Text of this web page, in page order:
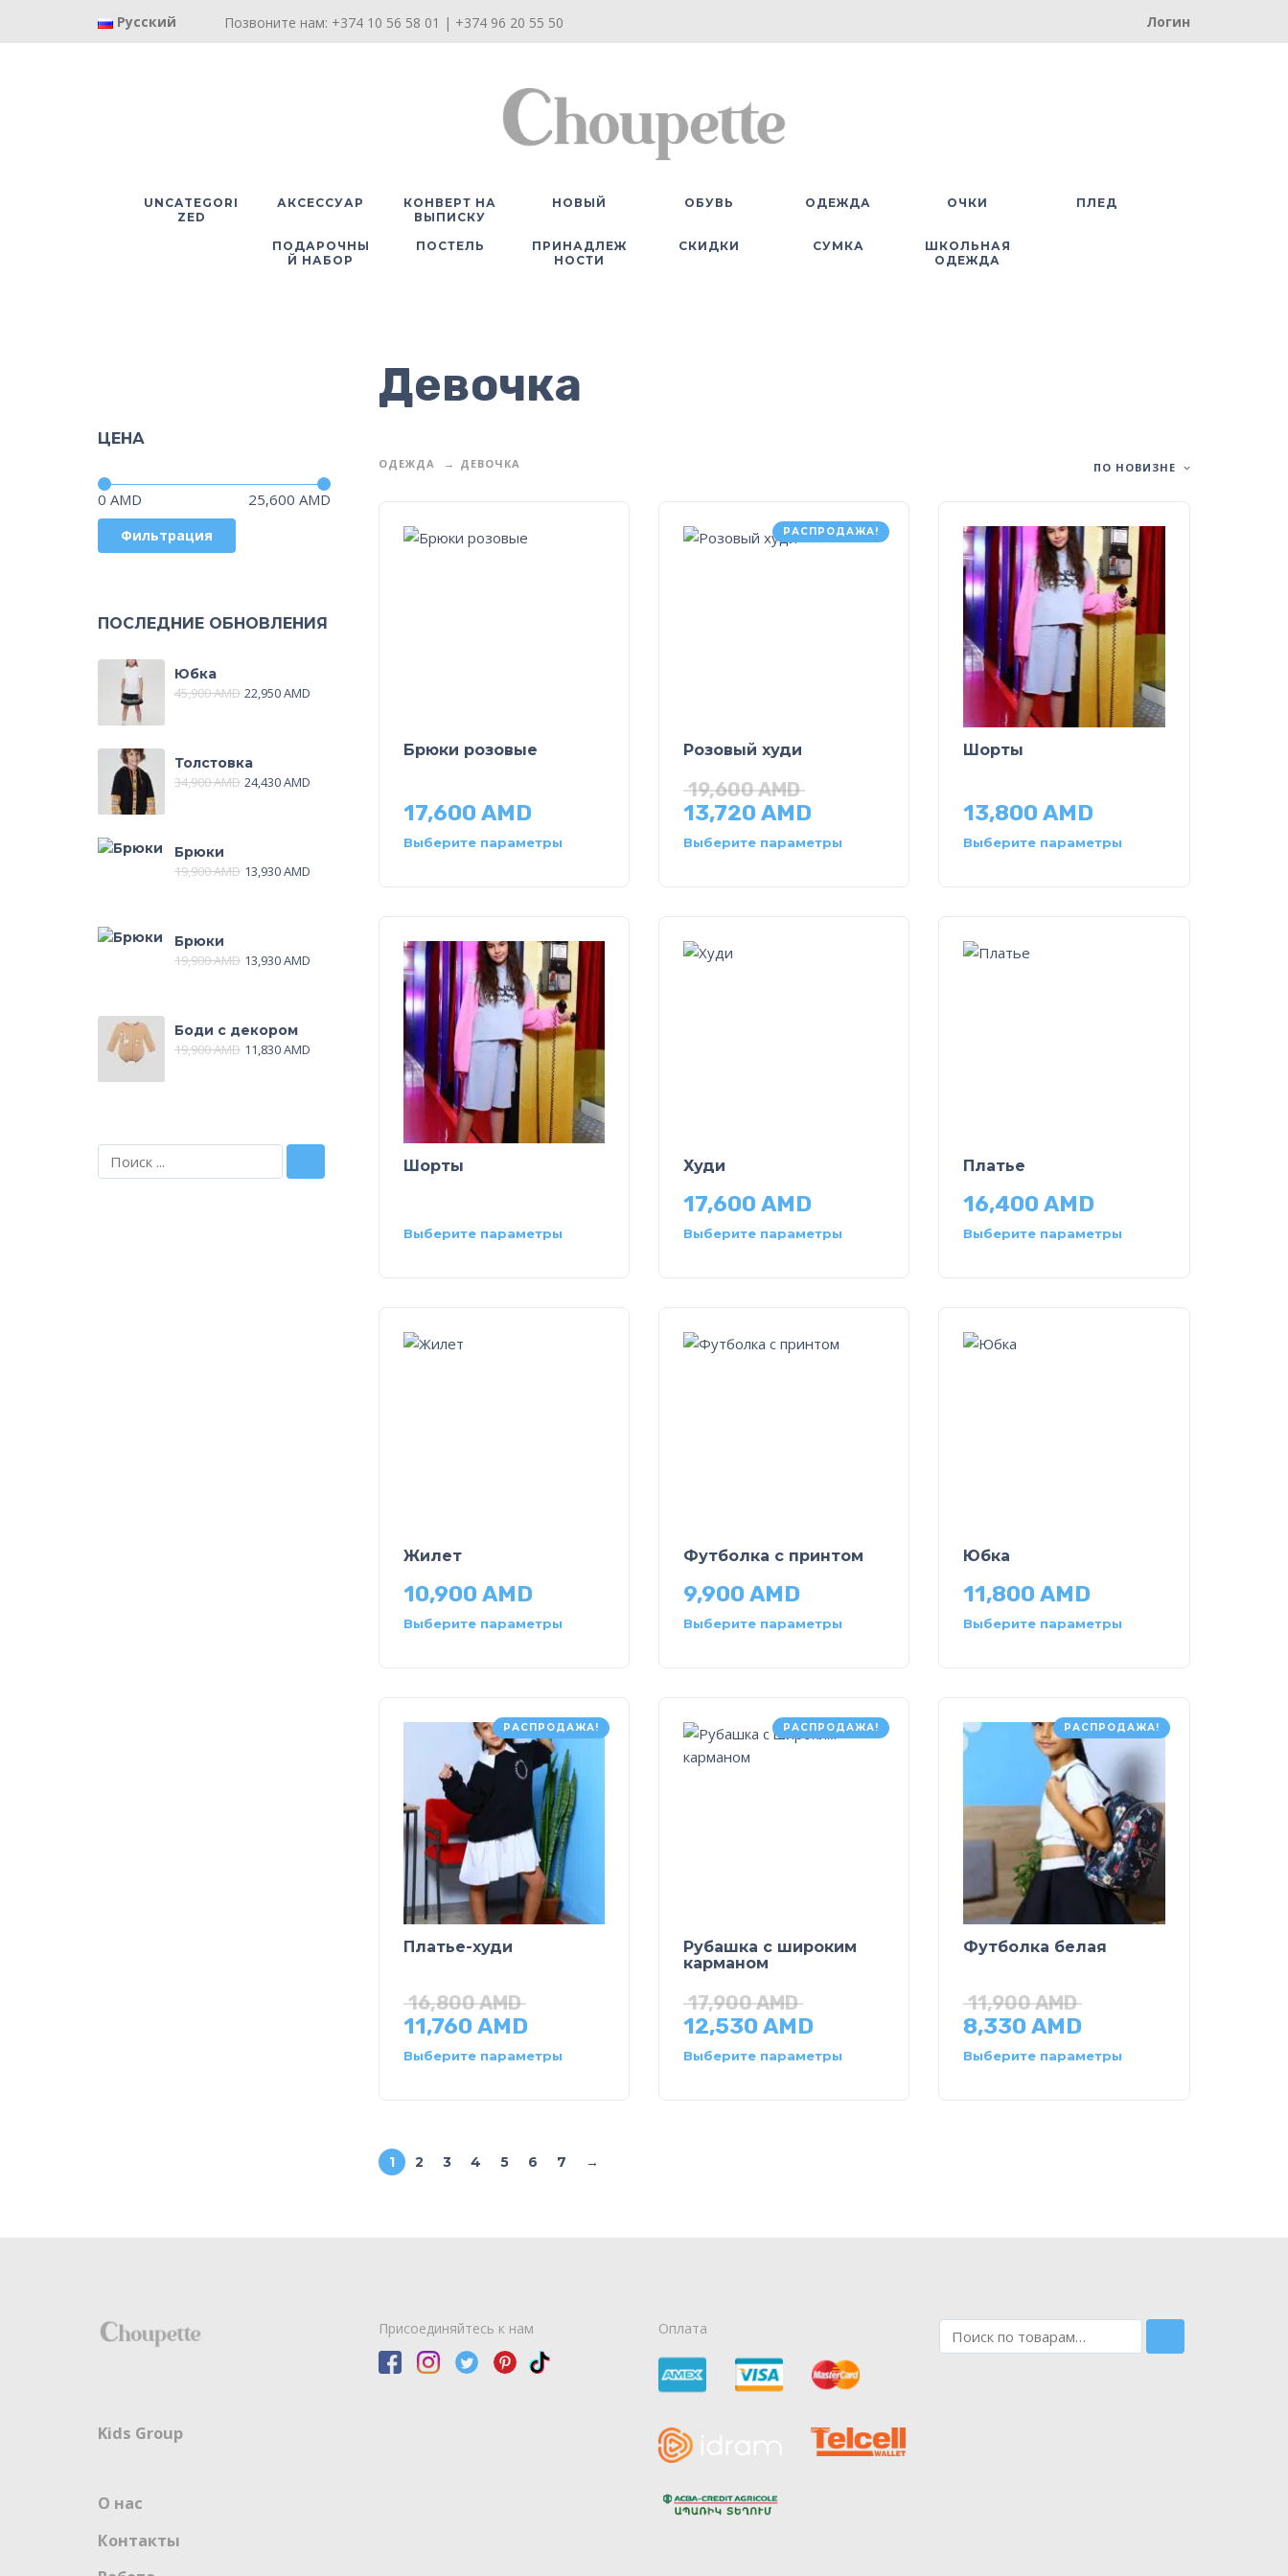
Логин
Русский Позвоните нам: +374 10 56 58 01 | +374 96 20 55 50
UNCATEGORI
ZED
АКСЕССУАР
КОНВЕРТ НА
ВЫПИСКУ
НОВЫЙ ОБУВЬ ОДЕЖДА ОЧКИ ПЛЕД
ПОДАРОЧНЫ
Й НАБОР
ПОСТЕЛЬ
ПРИНАДЛЕЖ
НОСТИ
СКИДКИ СУМКА
ШКОЛЬНАЯ
ОДЕЖДА
ЦЕНА
Фильтрация
0 AMD 25,600 AMD
ПОСЛЕДНИЕ ОБНОВЛЕНИЯ
Юбка
45,900AMD 22,950AMD
Толстовка
34,900AMD 24,430AMD
Брюки
19,900AMD 13,930AMD
Брюки
19,900AMD 13,930AMD
Боди с декором
19,900AMD 11,830AMD
Девочка
ОДЕЖДА ДЕВОЧКА ПО НОВИЗНЕ
Брюки розовые
17,600 AMD
Выберите параметры
РАСПРОДАЖА!
Розовый худи
19,600AMD
13,720 AMD
Выберите параметры
Шорты
13,800AMD
Выберите параметры
Шорты
Выберите параметры
Худи
17,600 AMD
Выберите параметры
Платье
16,400AMD
Выберите параметры
Жилет
10,900 AMD
Выберите параметры
Футболка с принтом
9,900 AMD
Выберите параметры
Юбка
11,800AMD
Выберите параметры
РАСПРОДАЖА!
Платье-худи
16,800AMD
11,760 AMD
Выберите параметры
РАСПРОДАЖА!
Рубашка с широким
карманом
17,900AMD
12,530 AMD
Выберите параметры
РАСПРОДАЖА!
Футболка белая
11,900AMD
8,330AMD
Выберите параметры
1 2 3 4 5 6 7 →
Kids Group
О нас
Контакты
Присоединяйтесь к нам Оплата